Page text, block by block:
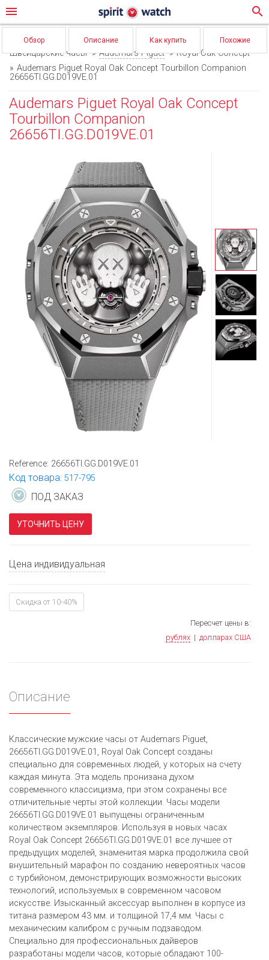
menu search
Обзор Описание Как купить Похожие
Швейцарские часы Audemars Piguet
Royal Oak Concept
Audemars Piguet Royal Oak Concept Tourbillon Companion
26656TI.GG.D019VE.01
Audemars Piguet Royal Oak Concept
Tourbillon Companion
26656TI.GG.D019VE.01
Reference: 26656TI.GG.D019VE.01
Код товара: 517-795
ПОД ЗАКАЗ
УТОЧНИТЬ ЦЕНУ
Цена индивидуальная
Скидка от 10-40%
Пересчет цены в:
рублях | долларах США
Описание
Классические мужские часы от Audemars Piguet,
26656TI.GG.D019VE.01, Royal Oak Concept созданы
специально для современных людей, у которых на счету
каждая минута. Эта модель пронизана духом
современного классицизма, при этом сохранены все
отличительные черты этой коллекции. Часы модели
26656TI.GG.D019VE.01 выпущены ограниченным
количеством экземпляров. Используя в новых часах
Royal Oak Concept 26656TI.GG.D019VE.01 все лучшее от
предыдущих моделей, знаменитая марка продолжила свой
внушительный марафон по созданию невероятных часов
c турбийоном, демонстрирующих возможности высоких
технологий, используемых в современном часовом
искусстве. Изысканный аксессуар выполнен в корпусе из
титана размером 43 мм. и толщиной 17,4 мм. Часы с
механическим калибром с ручным подзаводом.
Специально для профессиональных дайверов
разработаны модели часов, которые обладают 100-